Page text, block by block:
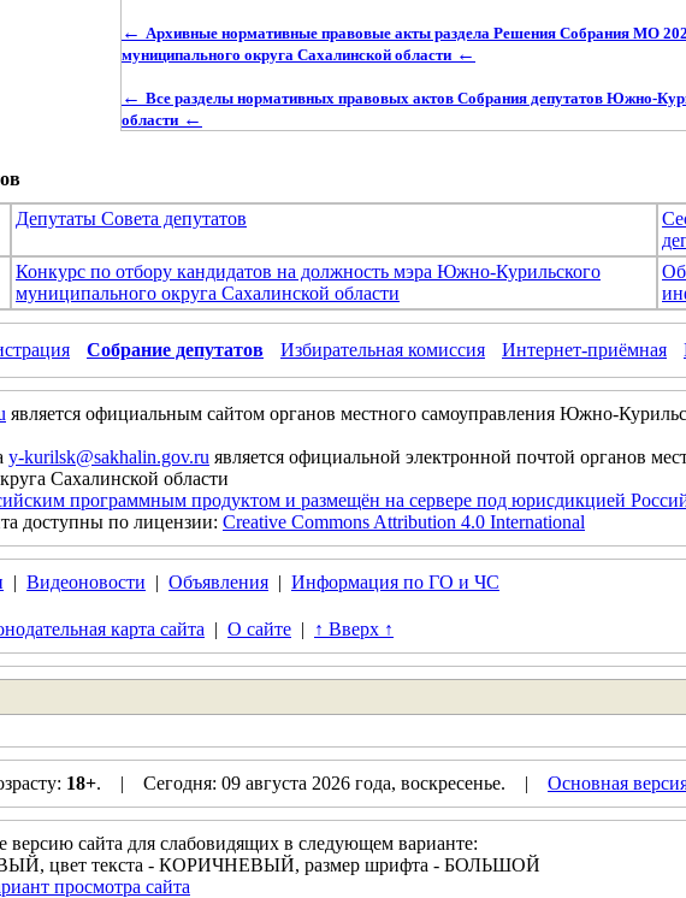
← Архивные нормативные правовые акты раздела Решения Собрания МО
муниципального округа Сахалинской области ←
← Все разделы нормативных правовых актов Собрания депутатов Южно-
области ←
Депутаты Совета депутатов
Конкурс по отбору кандидатов на должность мэра Южно-Курильского
муниципального округа Сахалинской области
Собрание депутатов Избирательная комиссия Интернет-приёмная
является официальным сайтом органов местного самоуправления Южно-
y-kurilsk@sakhalin.gov.ru является официальной электронной почтой органов
Сахалинской области
программным продуктом и размещён на сервере под юрисдикцией
доступны по лицензии: Creative Commons Attribution 4.0 International
| Видеоновости | Объявления | Информация по ГО и ЧС
карта сайта | О сайте | ↑ Вверх ↑
18+. | Сегодня: 09 августа 2026 года, воскресенье. | Основная
версию сайта для слабовидящих в следующем варианте:
цвет текста - КОРИЧНЕВЫЙ, размер шрифта - БОЛЬШОЙ
просмотра сайта